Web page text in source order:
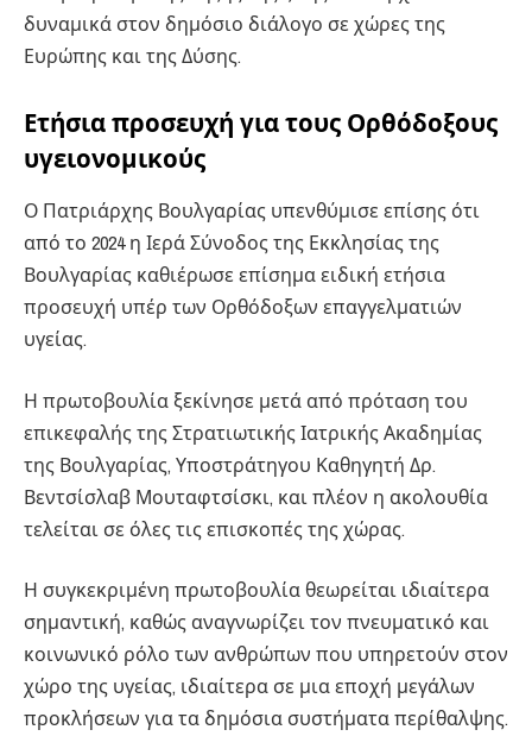
δυναμικά στον δημόσιο διάλογο σε χώρες της
Ευρώπης και της Δύσης.
Ετήσια προσευχή για τους Ορθόδοξους
υγειονομικούς
Ο Πατριάρχης Βουλγαρίας υπενθύμισε επίσης ότι
από το 2024 η Ιερά Σύνοδος της Εκκλησίας της
Βουλγαρίας καθιέρωσε επίσημα ειδική ετήσια
προσευχή υπέρ των Ορθόδοξων επαγγελματιών
υγείας.
Η πρωτοβουλία ξεκίνησε μετά από πρόταση του
επικεφαλής της Στρατιωτικής Ιατρικής Ακαδημίας
της Βουλγαρίας, Υποστράτηγου Καθηγητή Δρ.
Βεντσίσλαβ Μουταφτσίσκι, και πλέον η ακολουθία
τελείται σε όλες τις επισκοπές της χώρας.
Η συγκεκριμένη πρωτοβουλία θεωρείται ιδιαίτερα
σημαντική, καθώς αναγνωρίζει τον πνευματικό και
κοινωνικό ρόλο των ανθρώπων που υπηρετούν στον
χώρο της υγείας, ιδιαίτερα σε μια εποχή μεγάλων
προκλήσεων για τα δημόσια συστήματα περίθαλψης.